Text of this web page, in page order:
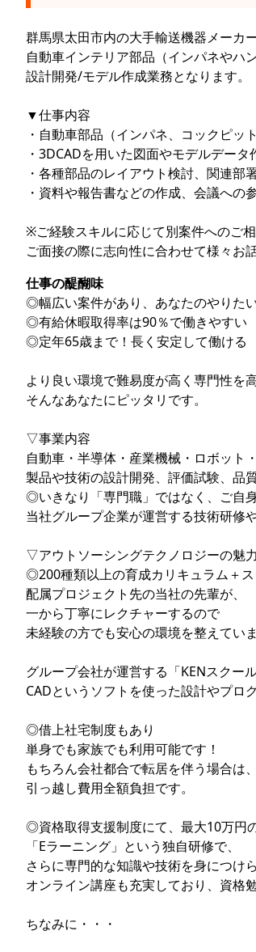
群馬県太田市内の大手輸送機器メーカ
自動車インテリア部品（インパネやハ
設計開発/モデル作成業務となります。
▼仕事内容
・自動車部品（インパネ、コックピッ
・3DCADを用いた図面やモデルデータ
・各種部品のレイアウト検討、関連部
・資料や報告書などの作成、会議への
※ご経験スキルに応じて別案件へのご相
ご面接の際に志向性に合わせて様々お
仕事の醍醐味
◎幅広い案件があり、あなたのやりた
◎有給休暇取得率は90％で働きやすい
◎定年65歳まで！長く安定して働ける
より良い環境で難易度が高く専門性を
そんなあなたにピッタリです。
▽事業内容
自動車・半導体・産業機械・ロボット
製品や技術の設計開発、評価試験、品
◎いきなり「専門職」ではなく、ご自
当社グループ企業が運営する技術研修
▽アウトソーシングテクノロジーの魅力
◎200種類以上の育成カリキュラム＋
配属プロジェクト先の当社の先輩が、
一から丁寧にレクチャーするので
未経験の方でも安心の環境を整えていま
グループ会社が運営する「KENスクー
CADというソフトを使った設計やプロ
◎借上社宅制度もあり
単身でも家族でも利用可能です！
もちろん会社都合で転居を伴う場合は、
引っ越し費用全額負担です。
◎資格取得支援制度にて、最大10万円
「Eラーニング」という独自研修で、
さらに専門的な知識や技術を身につけら
オンライン講座も充実しており、資格
ちなみに・・・